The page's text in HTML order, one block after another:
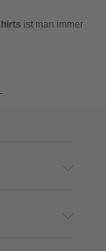
ist man immer